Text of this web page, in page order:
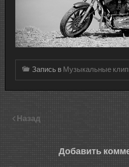
Запись в Музыкальные
Назад
Добавить